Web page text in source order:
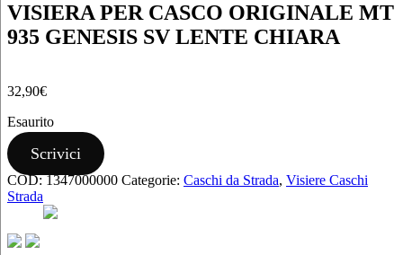
VISIERA PER CASCO ORIGINALE MT
935 GENESIS SV LENTE CHIARA
32,90€
Esaurito
Scrivici
COD:1347000000 Categorie: Caschi da Strada, Visiere Caschi
Strada